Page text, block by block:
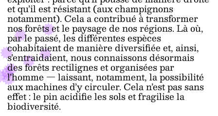
et qu’il est résistant (aux champignons
notamment). Cela a contribué à transformer
nos forêts et le paysage de nos régions. Là où,
par le passé, les différentes espèces
cohabitaient de manière diversifiée et, ainsi,
s’entraidaient, nous connaissons désormais
des forêts rectilignes et organisées par
l’homme — laissant, notamment, la possibilité
aux machines d’y circuler. Cela n’est pas sans
effet : le pin acidifie les sols et fragilise la
biodiversité.